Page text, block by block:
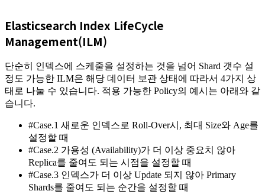
Elasticsearch Index LifeCycle
Management(ILM)
단순히 인덱스에 스케줄을 설정하는 것을 넘어 Shard 갯수 설
정도 가능한 ILM은 해당 데이터 보관 상태에 따라서 4가지 상
태로 나눌 수 있습니다. 적용 가능한 Policy의 예시는 아래와 같
습니다.
#Case.1 새로운 인덱스로 Roll-Over시, 최대 Size와 Age를
설정할 때
#Case.2 가용성 (Availability)가 더 이상 중요치 않아
Replica를 줄여도 되는 시점을 설정할 때
#Case.3 인덱스가 더 이상 Update 되지 않아 Primary
Shards를 줄여도 되는 순간을 설정할 때